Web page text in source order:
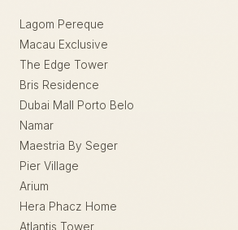
Lagom Pereque
Macau Exclusive
The Edge Tower
Bris Residence
Dubai Mall Porto Belo
Namar
Maestria By Seger
Pier Village
Arium
Hera Phacz Home
Atlantis Tower